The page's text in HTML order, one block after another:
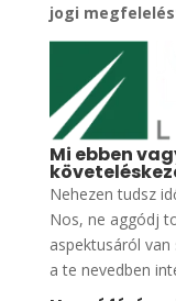
jogi
Mi ebben
Nehezen tudsz
Nos, ne aggódj
aspektusáról
a te nevedben